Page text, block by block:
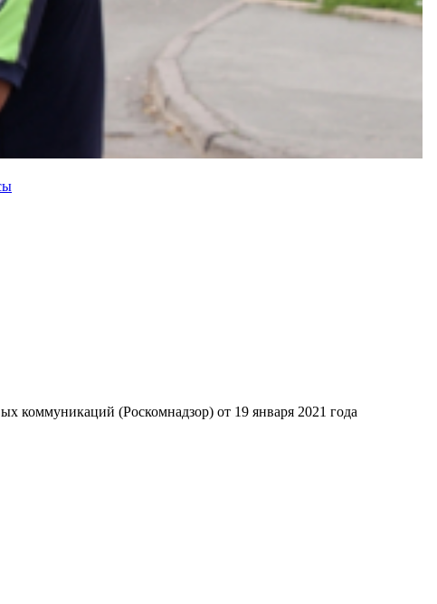
коммуникаций (Роскомнадзор) от 19 января 2021 года